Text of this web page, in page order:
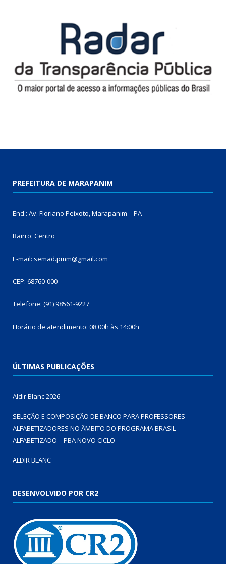
PREFEITURA DE MARAPANIM
End.: Av. Floriano Peixoto, Marapanim – PA
Bairro: Centro
E-mail: semad.pmm@gmail.com
CEP: 68760-000
Telefone: (91) 98561-9227
Horário de atendimento: 08:00h às 14:00h
ÚLTIMAS PUBLICAÇÕES
Aldir Blanc 2026
SELEÇÃO E COMPOSIÇÃO DE BANCO PARA PROFESSORES
ALFABETIZADORES NO ÂMBITO DO PROGRAMA BRASIL
ALFABETIZADO – PBA NOVO CICLO
ALDIR BLANC
DESENVOLVIDO POR CR2